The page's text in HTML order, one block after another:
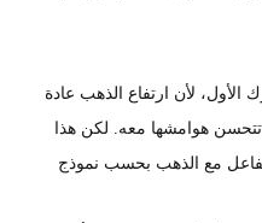
الأول، لأن ارتفاع الذهب عادة
تتحسن هوامشها معه. لكن هذا
مع الذهب بحسب نموذج